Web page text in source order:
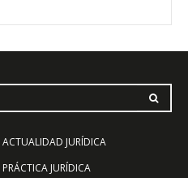
ACTUALIDAD JURÍDICA
PRÁCTICA JURÍDICA